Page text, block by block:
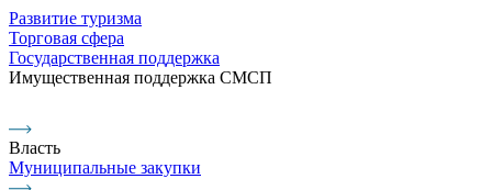
Развитие туризма
Торговая сфера
Государственная поддержка
Имущественная поддержка СМСП
Власть
Муниципальные закупки